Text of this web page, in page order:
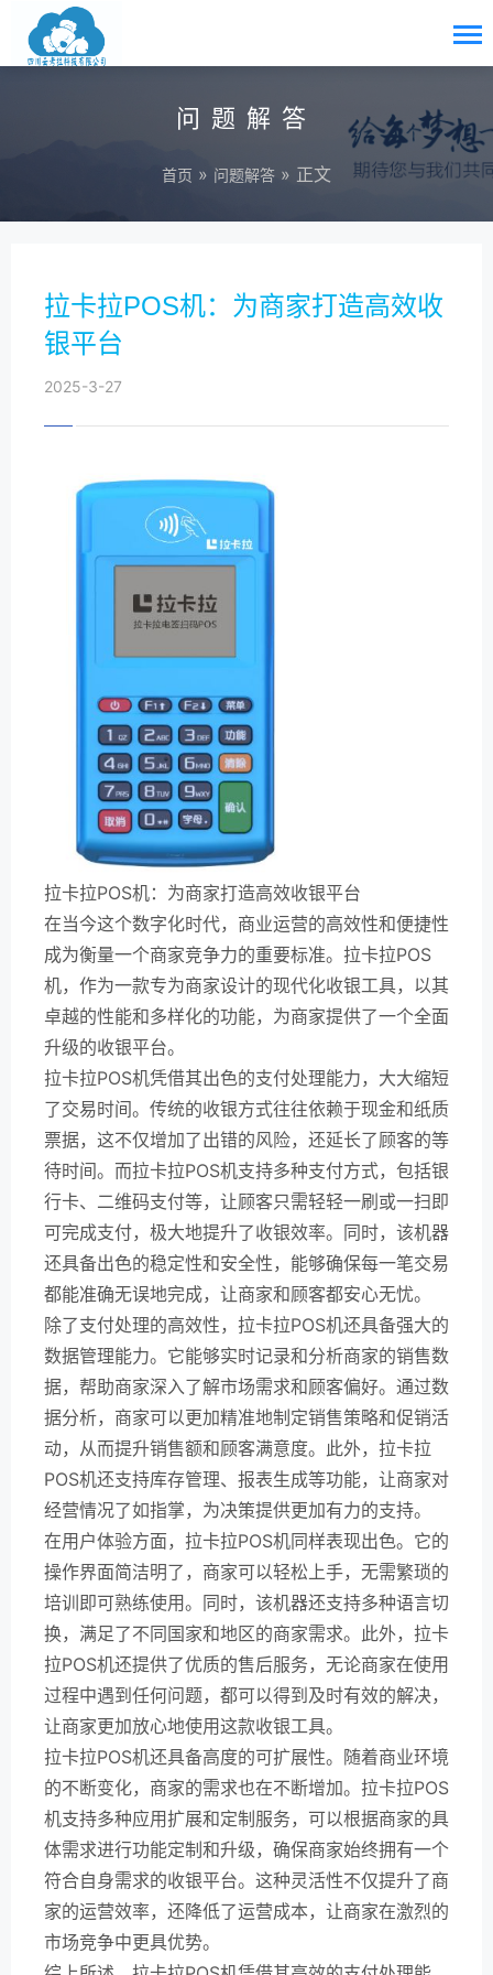
问题解答
首页 » 问题解答 » 正文
拉卡拉POS机：为商家打造高效收
银平台
2025-3-27
拉卡拉POS机：为商家打造高效收银平台
在当今这个数字化时代，商业运营的高效性和便捷性
成为衡量一个商家竞争力的重要标准。拉卡拉POS
机，作为一款专为商家设计的现代化收银工具，以其
卓越的性能和多样化的功能，为商家提供了一个全面
升级的收银平台。
拉卡拉POS机凭借其出色的支付处理能力，大大缩短
了交易时间。传统的收银方式往往依赖于现金和纸质
票据，这不仅增加了出错的风险，还延长了顾客的等
待时间。而拉卡拉POS机支持多种支付方式，包括银
行卡、二维码支付等，让顾客只需轻轻一刷或一扫即
可完成支付，极大地提升了收银效率。同时，该机器
还具备出色的稳定性和安全性，能够确保每一笔交易
都能准确无误地完成，让商家和顾客都安心无忧。
除了支付处理的高效性，拉卡拉POS机还具备强大的
数据管理能力。它能够实时记录和分析商家的销售数
据，帮助商家深入了解市场需求和顾客偏好。通过数
据分析，商家可以更加精准地制定销售策略和促销活
动，从而提升销售额和顾客满意度。此外，拉卡拉
POS机还支持库存管理、报表生成等功能，让商家对
经营情况了如指掌，为决策提供更加有力的支持。
在用户体验方面，拉卡拉POS机同样表现出色。它的
操作界面简洁明了，商家可以轻松上手，无需繁琐的
培训即可熟练使用。同时，该机器还支持多种语言切
换，满足了不同国家和地区的商家需求。此外，拉卡
拉POS机还提供了优质的售后服务，无论商家在使用
过程中遇到任何问题，都可以得到及时有效的解决，
让商家更加放心地使用这款收银工具。
拉卡拉POS机还具备高度的可扩展性。随着商业环境
的不断变化，商家的需求也在不断增加。拉卡拉POS
机支持多种应用扩展和定制服务，可以根据商家的具
体需求进行功能定制和升级，确保商家始终拥有一个
符合自身需求的收银平台。这种灵活性不仅提升了商
家的运营效率，还降低了运营成本，让商家在激烈的
市场竞争中更具优势。